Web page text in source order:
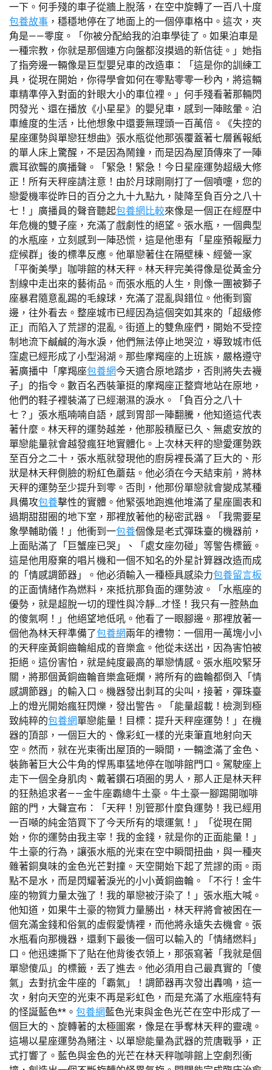
一下。何手殘的車子從牆上脫落，在空中旋轉了一百八十度
包養故事 ，穩穩地停在了地面上的一個停車格中。這次，夾
角是——零度。「你被分配給我的泊車學徒了。如果泊車是
一種宗教，你就是那個連方向盤都沒摸過的新信徒。」她指
了指旁邊一輛像是巨型嬰兒車的改造車：「這是你的訓練工
具，從現在開始，你得學會如何在零點零零一秒內，將這輛
車精準停入對面的針眼大小的車位裡。」何手殘看著那輛閃
閃發光、還在播放《小星星》的嬰兒車，感到一陣眩暈。泊
車維度的生活，比他想象中還要無理頭一百萬倍。《失控的
星座運勢與單戀狂想曲》張水瓶從他那張覆蓋著七層舊報紙
的單人床上驚醒，不是因為鬧鐘，而是因為屋頂傳來了一陣
震耳欲聾的廣播聲。「緊急！緊急！今日星座運勢超級大修
正！所有天秤座請注意！由於月球剛剛打了一個噴嚏，您的
戀愛機率從昨日的百分之九十九點九，陡降至負百分之八十
七！」廣播員的聲音聽起包養網比較來像是一個正在經歷中
年危機的雙子座，充滿了戲劇性的絕望。張水瓶，一個典型
的水瓶座，立刻感到一陣恐慌，這是他患有「星座預報壓力
症候群」後的標準反應。他單戀著住在隔壁棟、經營一家
「平衡美學」咖啡館的林天秤。林天秤完美得像是從黃金分
割線中走出來的藝術品。而張水瓶的人生，則像一團被獅子
座暴君隨意亂踢的毛線球，充滿了混亂與錯位。他衝到窗
邊，往外看去。整座城市已經因為這個突如其來的「超級修
正」而陷入了荒謬的混亂。街道上的雙魚座們，開始不受控
制地流下鹹鹹的海水淚，他們無法停止地哭泣，導致城市低
窪處已經形成了小型潟湖。那些摩羯座的上班族，嚴格遵守
著廣播中「摩羯座包養網今天適合原地踏步，否則將失去襪
子」的指令。數百名西裝筆挺的摩羯座正整齊地站在原地，
他們的鞋子裡裝滿了已經潮濕的淚水。「負百分之八十
七？」張水瓶喃喃自語，感到胃部一陣翻騰，他知道這代表
著什麼。林天秤的運勢越差，他那股積壓已久、無處安放的
單戀能量就會越發瘋狂地實體化。上次林天秤的戀愛運勢跌
至百分之二十，張水瓶就發現他的廚房裡長滿了巨大的、形
狀是林天秤側臉的粉紅色蘑菇。他必須在今天結束前，將林
天秤的運勢至少提升到零。否則，他那份單戀就會變成某種
具備攻包養擊性的實體。他緊張地跑進他堆滿了星座圖表和
過期甜甜圈的地下室，那裡放著他的秘密武器。「我需要星
象學輔助儀！」他衝到一包養個像是老式彈珠臺的機器前，
上面貼滿了「巨蟹座已哭」、「處女座勿碰」等警告標籤。
這是他用廢棄的唱片機和一個不知名的外星計算器改造而成
的「情感調節器」。他必須輸入一種極具感染力包養留言板
的正面情緒作為燃料，來抵抗那負面的運勢波。「水瓶座的
優勢，就是超脫一切的理性與冷靜…才怪！我只有一腔熱血
的傻氣啊！」他絕望地低吼。他看了一眼腳邊。那裡放著一
個他為林天秤準備了包養網兩年的禮物：一個用一萬塊小小
的天秤座黃銅齒輪組成的音樂盒。他從未送出，因為害怕被
拒絕。這份害怕，就是純度最高的單戀情感。張水瓶咬緊牙
關，將那個黃銅齒輪音樂盒砸爛，將所有的齒輪都倒入「情
感調節器」的輸入口。機器發出刺耳的尖叫，接著，彈珠臺
上的燈光開始瘋狂閃爍，發出警告。「能量超載！檢測到極
致純粹的包養網單戀能量！目標：提升天秤座運勢！」在機
器的頂部，一個巨大的、像彩虹一樣的光束筆直地射向天
空。然而，就在光束衝出屋頂的一瞬間，一輛塗滿了金色、
裝飾著巨大公牛角的悍馬車猛地停在咖啡館門口。駕駛座上
走下一個全身肌肉、戴著鑽石項圈的男人，那人正是林天秤
的狂熱追求者——金牛座霸總牛土豪。牛土豪一腳踢開咖啡
館的門，大聲宣布：「天秤！別管那什麼負運勢！我已經用
一百噸的純金箔買下了今天所有的壞運氣！」「從現在開
始，你的運勢由我主宰！我的金錢，就是你的正面能量！」
牛土豪的行為，讓張水瓶的光束在空中瞬間扭曲，與一種夾
雜著銅臭味的金色光芒對撞。天空開始下起了荒謬的雨。雨
點不是水，而是閃耀著淚光的小小黃銅齒輪。「不行！金牛
座的物質力量太強了！我的單戀被汙染了！」張水瓶大喊。
他知道，如果牛土豪的物質力量勝出，林天秤將會被困在一
個充滿金錢和俗氣的虛假愛情裡，而他將永遠失去機會。張
水瓶看向那機器，還剩下最後一個可以輸入的「情緒燃料」
口。他迅速撕下了貼在他背後衣領上，那張寫著「我就是個
單戀傻瓜」的標籤，丟了進去。他必須用自己最真實的「傻
氣」去對抗金牛座的「霸氣」！調節器再次發出轟鳴，這一
次，射向天空的光束不再是彩虹色，而是充滿了水瓶座特有
的怪誕藍色**。 包養網藍色光束與金色光芒在空中形成了一
個巨大的、旋轉著的太極圖案，像是在爭奪林天秤的靈魂。
這場以星座運勢為賭注、以單戀能量為武器的荒唐戰爭，正
式打響了。藍色與金色的光芒在林天秤咖啡館上空劇烈衝